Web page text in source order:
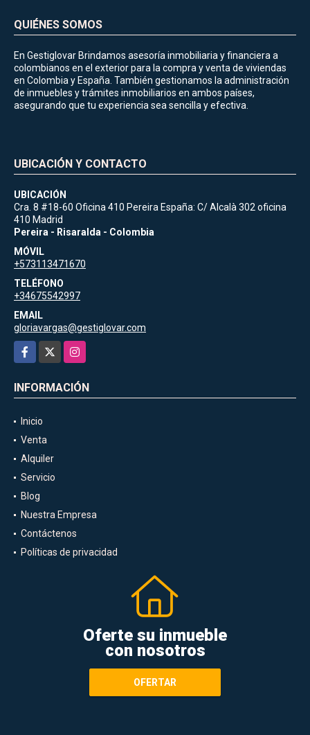
QUIÉNES SOMOS
En Gestiglovar Brindamos asesoría inmobiliaria y financiera a
colombianos en el exterior para la compra y venta de viviendas
en Colombia y España. También gestionamos la administración
de inmuebles y trámites inmobiliarios en ambos países,
asegurando que tu experiencia sea sencilla y efectiva.
UBICACIÓN Y CONTACTO
UBICACIÓN
Cra. 8 #18-60 Oficina 410 Pereira España: C/ Alcalà 302 oficina
410 Madrid
Pereira - Risaralda - Colombia
MÓVIL
+573113471670
TELÉFONO
+34675542997
EMAIL
gloriavargas@gestiglovar.com
Facebook
Instagram
INFORMACIÓN
Inicio
Venta
Alquiler
Servicio
Blog
Nuestra Empresa
Contáctenos
Políticas de privacidad
Oferte su inmueble
con nosotros
OFERTAR